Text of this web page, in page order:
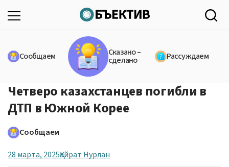
Сообщаем Сказано –
сделано Рассуждаем
Четверо казахстанцев погибли в
ДТП в Южной Корее
Сообщаем
28 марта, 2025Қайрат Нурлан